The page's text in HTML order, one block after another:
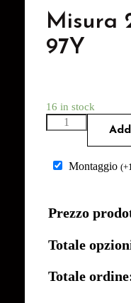
Misura
97Y
16 in stock
Montaggio (+
Prezzo
Totale
Totale